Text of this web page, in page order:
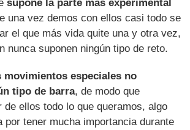
supone la parte más experimental
una vez demos con ellos casi todo se
el que más vida quite una y otra vez,
nunca suponen ningún tipo de reto.
movimientos especiales no
tipo de barra, de modo que
de ellos todo lo que queramos, algo
por tener mucha importancia durante